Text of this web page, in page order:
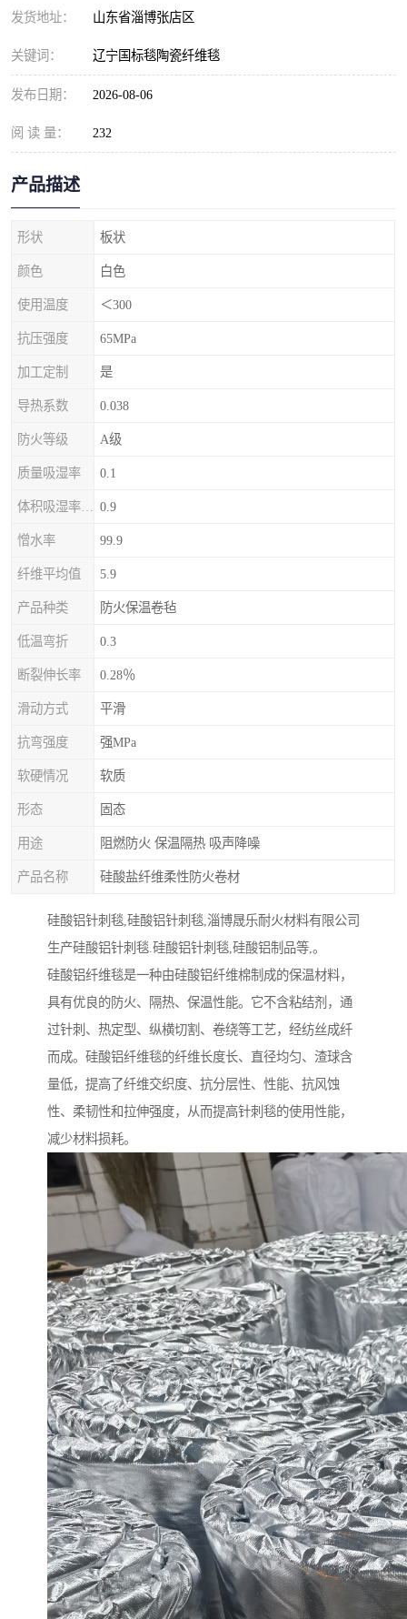
发货地址： 山东省淄博张店区
关键词： 辽宁国标毯陶瓷纤维毯
发布日期： 2026-08-06
阅 读 量： 232
产品描述
形状 板状
颜色 白色
使用温度 ＜300
抗压强度 65MPa
加工定制 是
导热系数 0.038
防火等级 A级
质量吸湿率 0.1
0.9
憎水率 99.9
纤维平均值 5.9
产品种类 防火保温卷毡
低温弯折 0.3
断裂伸长率 0.28％
滑动方式 平滑
抗弯强度 强MPa
软硬情况 软质
形态 固态
用途 阻燃防火 保温隔热 吸声降噪
产品名称 硅酸盐纤维柔性防火卷材
硅酸铝针刺毯,硅酸铝针刺毯,淄博晟乐耐火材料有限公司
生产硅酸铝针刺毯.硅酸铝针刺毯,硅酸铝制品等,。
硅酸铝纤维毯是一种由硅酸铝纤维棉制成的保温材料，
具有优良的防火、隔热、保温性能。它不含粘结剂，通
过针刺、热定型、纵横切割、卷绕等工艺，经纺丝成纤
而成。硅酸铝纤维毯的纤维长度长、直径均匀、渣球含
量低，提高了纤维交织度、抗分层性、性能、抗风蚀
性、柔韧性和拉伸强度，从而提高针刺毯的使用性能，
减少材料损耗。